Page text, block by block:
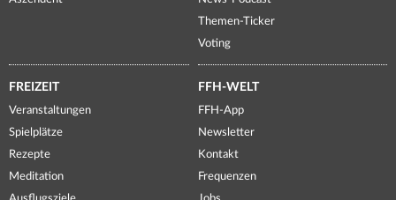
Themen-Ticker
Voting
FREIZEIT
Veranstaltungen
Spielplätze
Rezepte
Meditation
FFH-WELT
FFH-App
Newsletter
Kontakt
Frequenzen